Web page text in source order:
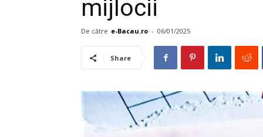
mijlocii
De către e-Bacau.ro - 06/01/2025
Share